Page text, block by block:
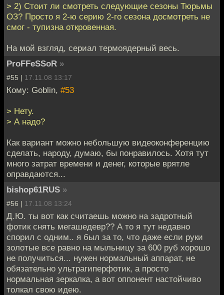
> 2) Стоит ли смотреть следующие сезоны Тюрьмы
ОЗ? Просто я 2-ю серию 2-го сезона досмотреть не
смог - тупизна откровенная.
На мой взгляд, сериал термоядерный весь.
ProFFeSSoR »
#55 | 17.11.08 13:17
Кому: Goblin, #53
> Нету.
> А надо?
Как вариант можно небольшую видеоконференцию
сделать, народу, думаю, бы понравилось. Хотя тут
много затрат времени и денег, которые врятле
оправдаются...
bishop61RUS »
#56 | 17.11.08 13:24
Д.Ю. ты вот как считаешь можно на задротный
фотик снять мегашедевр?? А то я тут недавно
спорил с одним.. я был за то, что даже если руки
золотые все равно на мыльницу за 600 руб хорошо
не получиться... нужен нормальный аппарат, не
обязательно ультрагиперфотик, а просто
нормальная зеркалка, а вот оппонент настойчиво
толкал свою идею.